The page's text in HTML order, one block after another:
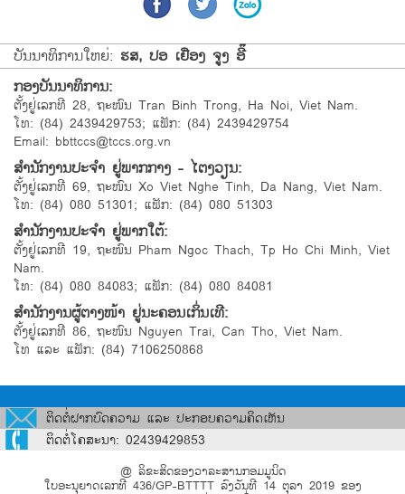
ບັນນາທິການໃຫຍ່: ຮສ, ປອ ເຢືອງ ຈູງ ອີ໊
ກອງບັນນາທິການ:
ຕັ້ງຢູ່ເລກທີ 28, ຖະໜົນ Tran Binh Trong, Ha Noi, Viet Nam.
ໂທ: (84) 2439429753; ແຟັກ: (84) 2439429754
Email: bbttccs@tccs.org.vn
ສຳນັກງານປະຈຳ ຢູ່ພາກກາງ - ໄຕງວຽນ:
ຕັ້ງຢູ່ເລກທີ 69, ຖະໜົນ Xo Viet Nghe Tinh, Da Nang, Viet Nam.
ໂທ: (84) 080 51301; ແຟັກ: (84) 080 51303
ສຳນັກງານປະຈຳ ຢູ່ພາກໃຕ້:
ຕັ້ງຢູ່ເລກທີ 19, ຖະໜົນ Pham Ngoc Thach, Tp Ho Chi Minh, Viet
Nam.
ໂທ: (84) 080 84083; ແຟັກ: (84) 080 84081
ສຳນັກງານຜູ້ຕາງໜ້າ ຢູ່ນະຄອນເກິ່ນເທີ:
ຕັ້ງຢູ່ເລກທີ 86, ຖະໜົນ Nguyen Trai, Can Tho, Viet Nam.
ໂທ ແລະ ແຟັກ: (84) 7106250868
ຕິດຕໍ່ຝາກບົດຄວາມ ແລະ ປະກອບຄວາມຄິດເຫັນ
ຕິດຕໍ່ໂຄສະນາ: 02439429853
@ ລິຂະສິດຂອງວາລະສານກອມມູນິດ
ໃບອະນຸຍາດເລກທີ 436/GP-BTTTT ລົງວັນທີ 14 ຕຸລາ 2019 ຂອງ